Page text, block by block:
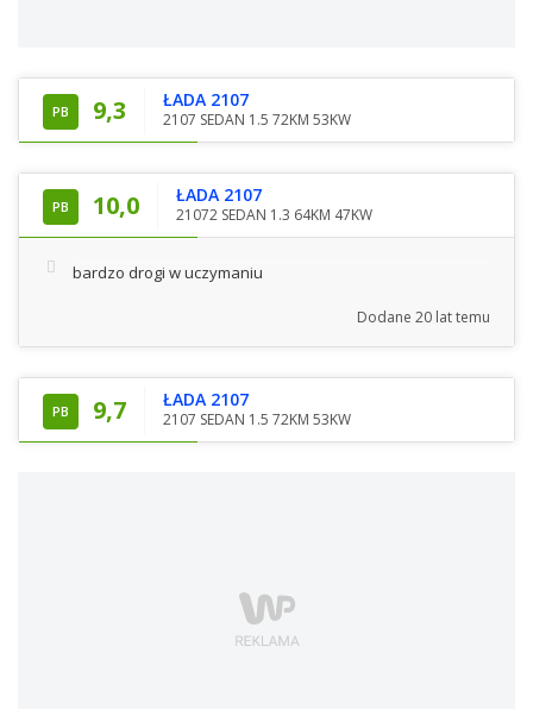
PB 9,3 ŁADA 2107
2107 SEDAN 1.5 72KM 53KW
PB 10,0 ŁADA 2107
21072 SEDAN 1.3 64KM 47KW
bardzo drogi w uczymaniu
Dodane 20 lat temu
PB 9,7 ŁADA 2107
2107 SEDAN 1.5 72KM 53KW